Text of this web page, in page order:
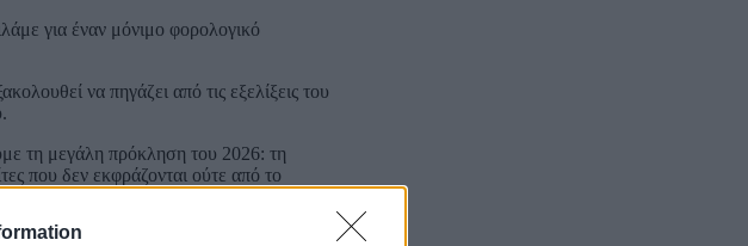
για έναν μόνιμο φορολογικό
να πηγάζει από τις εξελίξεις του
τη μεγάλη πρόκληση του 2026: τη
που δεν εκφράζονται ούτε από το
δική της πολιτική πρόταση και θα